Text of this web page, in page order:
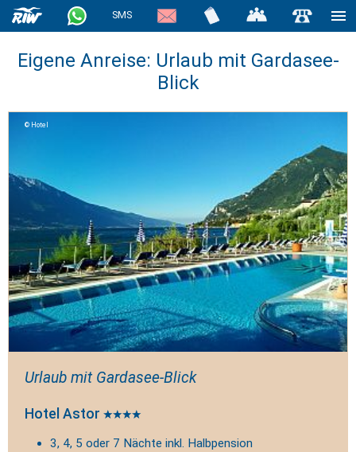
SMS
Eigene Anreise: Urlaub mit Gardasee-
Blick
Hotel
Urlaub mit Gardasee-Blick
Hotel Astor
3, 4, 5 oder 7 Nächte inkl. Halbpension